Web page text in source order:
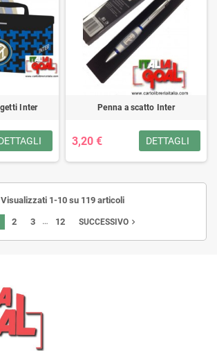
Inter Penna a scatto Inter
3,20 € DETTAGLI
Visualizzati 1-10 su 119 articoli
2 3 … 12 SUCCESSIVO navigate_next